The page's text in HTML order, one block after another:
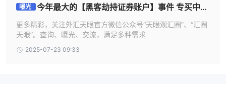
有兴趣开设外汇交易账户的人必须先完成注册程序。当您申请帐户时
需的所有信息。
模拟账户
曝光
今年最大的【黑客劫持证券账户】事件 专买中国
股票图啥？乐天证券频发系统故障
更多精彩，关注外汇天眼官方微信公众号“天眼观汇圈”、“汇圈
天眼”。查询、曝光、交流，满足多种需求
2025-07-23 09:33